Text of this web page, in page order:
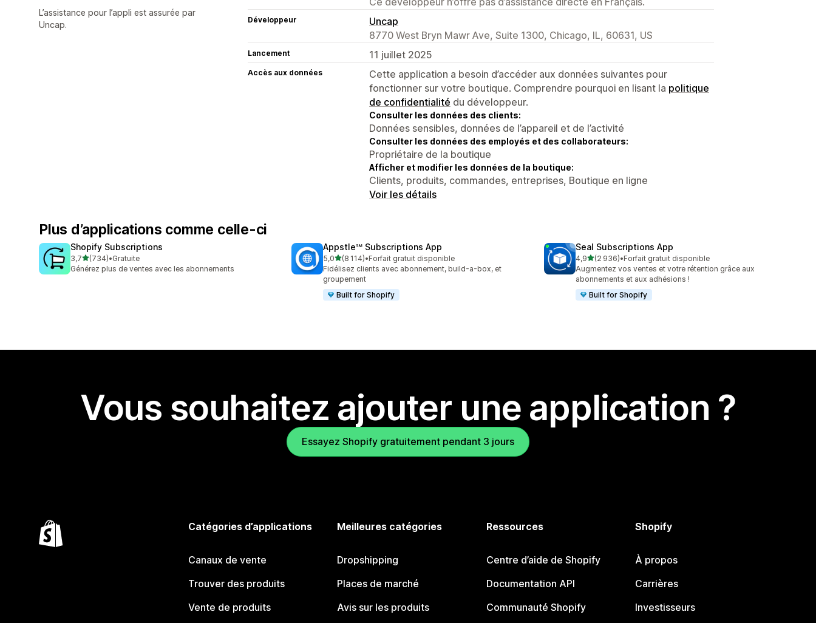
L’assistance pour l’appli est assurée par
Uncap.
Développeur
Uncap
8770 West Bryn Mawr Ave, Suite 1300, Chicago, IL, 60631, US
Lancement 11 juillet 2025
Accès aux données
Cette application a besoin d’accéder aux données suivantes pour
fonctionner sur votre boutique. Comprendre pourquoi en lisant la politique
de confidentialité du développeur.
Consulter les données des clients:
Données sensibles, données de l’appareil et de l’activité
Consulter les données des employés et des collaborateurs:
Propriétaire de la boutique
Afficher et modifier les données de la boutique:
Clients, produits, commandes, entreprises, Boutique en ligne
Voir les détails
Plus d’applications comme celle-ci
Shopify Subscriptions
3,7étoile(s) sur 5
(734)
734 avis au total
•Gratuite
Générez plus de ventes avec les abonnements
Appstle℠ Subscriptions App
5,0étoile(s) sur 5
(8 114)
8114 avis au total
•Forfait gratuit disponible
Fidélisez clients avec abonnement, build-a-box, et
groupement
Built for Shopify
Seal Subscriptions App
4,9étoile(s) sur 5
(2 936)
2936 avis au total
•Forfait gratuit disponible
Augmentez vos ventes et votre rétention grâce aux
abonnements et aux adhésions !
Built for Shopify
Vous souhaitez ajouter une application ?
Essayez Shopify gratuitement pendant 3 jours
Catégories d’applications
Canaux de vente
Trouver des produits
Vente de produits
Meilleures catégories
Dropshipping
Places de marché
Avis sur les produits
Ressources
Centre d’aide de Shopify
Documentation API
Communauté Shopify
Shopify
À propos
Carrières
Investisseurs